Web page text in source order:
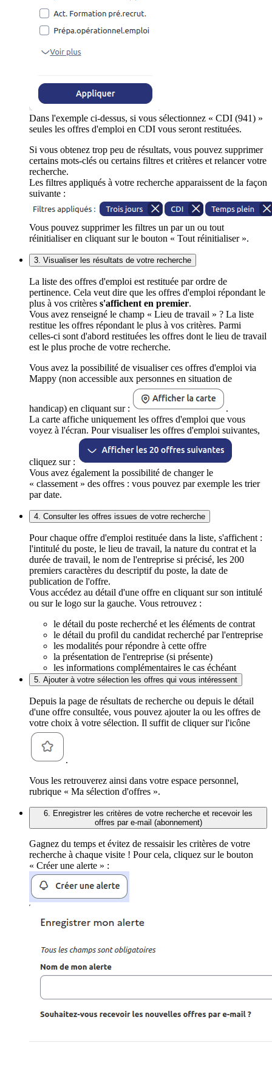
Dans l'exemple ci-dessus, si vous sélectionnez « CDI (941) »
seules les offres d'emploi en CDI vous seront restituées.
Si vous obtenez trop peu de résultats, vous pouvez supprimer
certains mots-clés ou certains filtres et critères et relancer votre
recherche.
Les filtres appliqués à votre recherche apparaissent de la façon
suivante :
Vous pouvez supprimer les filtres un par un ou tout
réinitialiser en cliquant sur le bouton « Tout réinitialiser ».
3. Visualiser les résultats de votre recherche
La liste des offres d'emploi est restituée par ordre de
pertinence. Cela veut dire que les offres d'emploi répondant le
plus à vos critères s'affichent en premier.
Vous avez renseigné le champ « Lieu de travail » ? La liste
restitue les offres répondant le plus à vos critères. Parmi
celles-ci sont d'abord restituées les offres dont le lieu de travail
est le plus proche de votre recherche.
Vous avez la possibilité de visualiser ces offres d'emploi via
Mappy (non accessible aux personnes en situation de
handicap) en cliquant sur :
.
La carte affiche uniquement les offres d'emploi que vous
voyez à l'écran. Pour visualiser les offres d'emploi suivantes,
cliquez sur :
Vous avez également la possibilité de changer le
« classement » des offres : vous pouvez par exemple les trier
par date.
4. Consulter les offres issues de votre recherche
Pour chaque offre d'emploi restituée dans la liste, s'affichent :
l'intitulé du poste, le lieu de travail, la nature du contrat et la
durée de travail, le nom de l'entreprise si précisé, les 200
premiers caractères du descriptif du poste, la date de
publication de l'offre.
Vous accédez au détail d'une offre en cliquant sur son intitulé
ou sur le logo sur la gauche. Vous retrouvez :
le détail du poste recherché et les éléments de contrat
le détail du profil du candidat recherché par l'entreprise
les modalités pour répondre à cette offre
la présentation de l'entreprise (si présente)
les informations complémentaires le cas échéant
5. Ajouter à votre sélection les offres qui vous intéressent
Depuis la page de résultats de recherche ou depuis le détail
d'une offre consultée, vous pouvez ajouter la ou les offres de
votre choix à votre sélection. Il suffit de cliquer sur l'icône
.
Vous les retrouverez ainsi dans votre espace personnel,
rubrique « Ma sélection d'offres ».
6. Enregistrer les critères de votre recherche et recevoir les
offres par e-mail (abonnement)
Gagnez du temps et évitez de ressaisir les critères de votre
recherche à chaque visite ! Pour cela, cliquez sur le bouton
« Créer une alerte » :